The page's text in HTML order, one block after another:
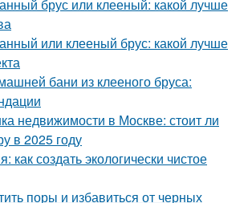
брус или клееный: какой лучше
или клееный брус: какой лучше
бани из клееного бруса:
недвижимости в Москве: стоит ли
в 2025 году
как создать экологически чистое
поры и избавиться от черных